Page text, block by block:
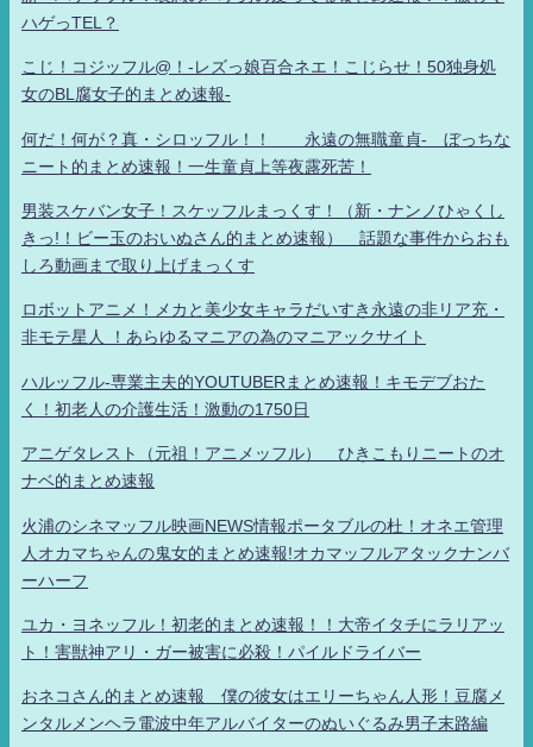
ハゲっTEL？
こじ！コジッフル@！-レズっ娘百合ネエ！こじらせ！50独身処
女のBL腐女子的まとめ速報-
何だ！何が？真・シロッフル！！ 永遠の無職童貞- ぼっちな
ニート的まとめ速報！一生童貞上等夜露死苦！
男装スケバン女子！スケッフルまっくす！（新・ナンノひゃくし
きっ!！ビー玉のおいぬさん的まとめ速報） 話題な事件からおも
しろ動画まで取り上げまっくす
ロボットアニメ！メカと美少女キャラだいすき永遠の非リア充・
非モテ星人 ！あらゆるマニアの為のマニアックサイト
ハルッフル-専業主夫的YOUTUBERまとめ速報！キモデブおた
く！初老人の介護生活！激動の1750日
アニゲタレスト（元祖！アニメッフル） ひきこもりニートのオ
ナベ的まとめ速報
火浦のシネマッフル映画NEWS情報ポータブルの杜！オネエ管理
人オカマちゃんの鬼女的まとめ速報!オカマッフルアタックナンバ
ーハーフ
ユカ・ヨネッフル！初老的まとめ速報！！大帝イタチにラリアッ
ト！害獣神アリ・ガー被害に必殺！パイルドライバー
おネコさん的まとめ速報 僕の彼女はエリーちゃん人形！豆腐メ
ンタルメンヘラ電波中年アルバイターのぬいぐるみ男子末路編